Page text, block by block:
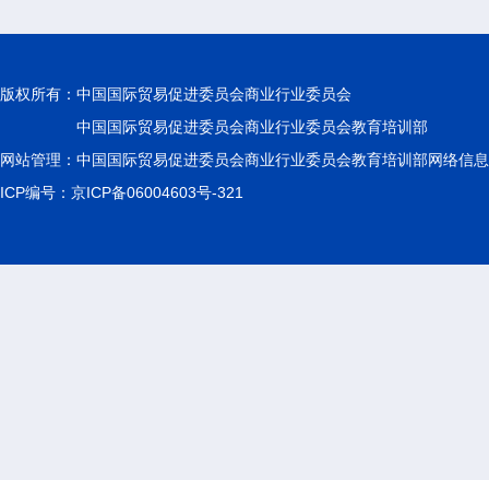
版权所有： 中国国际贸易促进委员会商业行业委员会
中国国际贸易促进委员会商业行业委员会教育培训部
网站管理：中国国际贸易促进委员会商业行业委员会教育培训部网络信
ICP编号：京ICP备06004603号-321